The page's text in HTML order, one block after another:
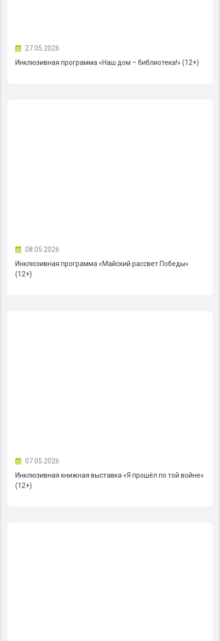
27.05.2026
Инклюзивная программа «Наш дом – библиотека!» (12+)
08.05.2026
Инклюзивная программа «Майский рассвет Победы»
(12+)
07.05.2026
Инклюзивная книжная выставка «Я прошёл по той войне»
(12+)